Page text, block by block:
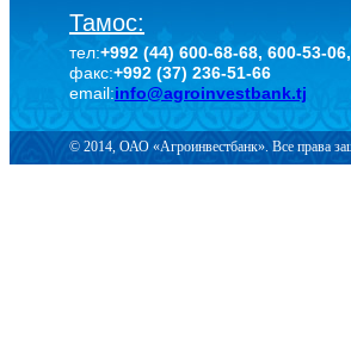
Тамос:
тел:+992 (44) 600-68-68, 600-53-
факс:+992 (37) 236-51-66
email:info@agroinvestbank.tj
© 2014, ОАО «Агроинвестбанк». Все права